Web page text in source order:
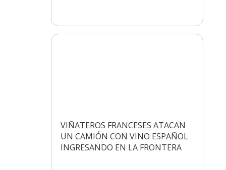
VIÑATEROS FRANCESES ATACAN
UN CAMIÓN CON VINO ESPAÑOL
INGRESANDO EN LA FRONTERA